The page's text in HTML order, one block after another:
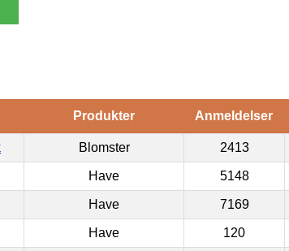
Produkter Anmeldelser
Blomster 2413
Have 5148
Have 7169
Have 120